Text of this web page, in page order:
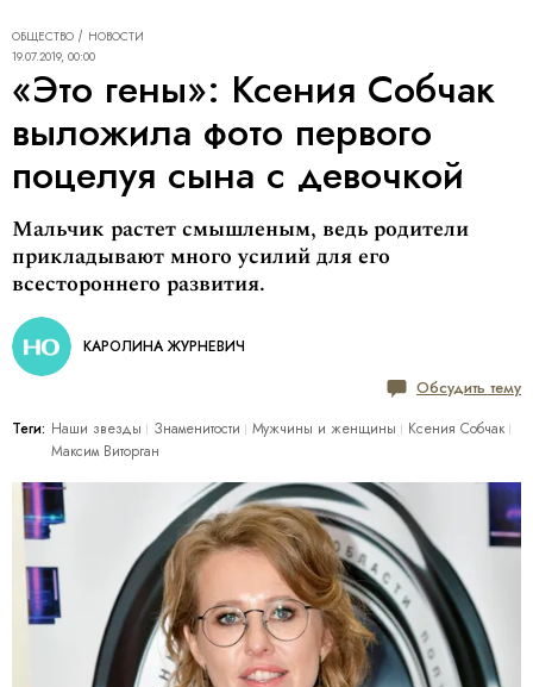
ОБЩЕСТВО
НОВОСТИ
19.07.2019, 00:00
«Это гены»: Ксения Собчак
выложила фото первого
поцелуя сына с девочкой
Мальчик растет смышленым, ведь родители
прикладывают много усилий для его
всестороннего развития.
КАРОЛИНА ЖУРНЕВИЧ
Обсудить тему
Теги: Наши звезды Знаменитости Мужчины и женщины
Ксения Собчак
Максим Виторган